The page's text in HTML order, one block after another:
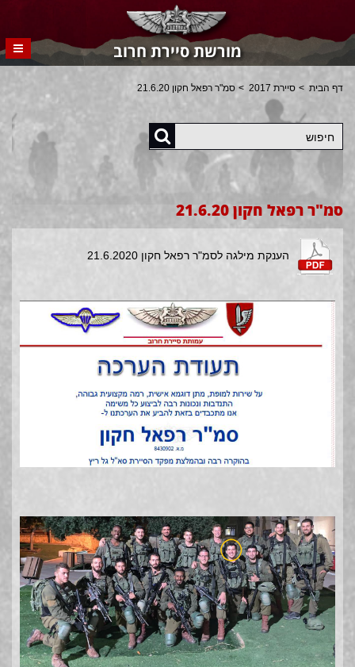
מורשת סיירת חרוב
דף הבית סיירת 2017 סמ"ר רפאל חקון 21.6.20
חיפוש
סמ"ר רפאל חקון 21.6.20
הענקת מילגה לסמ"ר רפאל חקון 21.6.2020